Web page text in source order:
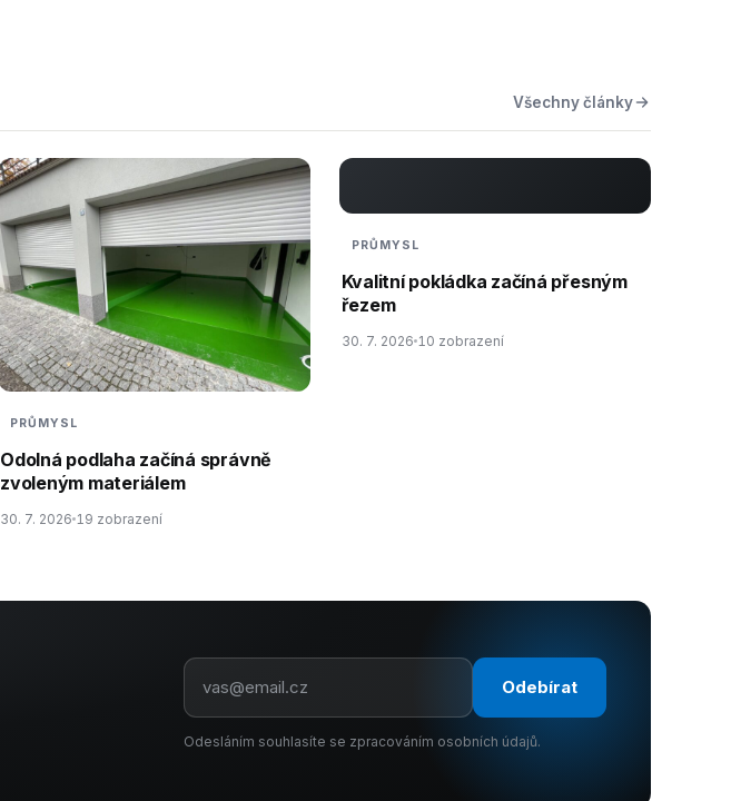
Všechny články
PRŮMYSL
Odolná podlaha začíná správně
zvoleným materiálem
30. 7. 2026 19 zobrazení
PRŮMYSL
Kvalitní pokládka začíná přesným
řezem
30. 7. 2026 10 zobrazení
Odebírat
Odesláním souhlasíte se zpracováním osobních údajů.